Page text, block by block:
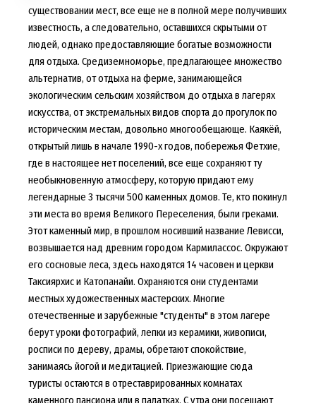
существовании мест, все еще не в полной мере получивших
известность, а следовательно, оставшихся скрытыми от
людей, однако предоставляющие богатые возможности
для отдыха. Средиземноморье, предлагающее множество
альтернатив, от отдыха на ферме, занимающейся
экологическим сельским хозяйством до отдыха в лагерях
искусства, от экстремальных видов спорта до прогулок по
историческим местам, довольно многообещающе. Каякёй,
открытый лишь в начале 1990-х годов, побережья Фетхие,
где в настоящее нет поселений, все еще сохраняют ту
необыкновенную атмосферу, которую придают ему
легендарные 3 тысячи 500 каменных домов. Те, кто покинул
эти места во время Великого Переселения, были греками.
Этот каменный мир, в прошлом носивший название Левисси,
возвышается над древним городом Кармилассос. Окружают
его сосновые леса, здесь находятся 14 часовен и церкви
Таксиярхис и Катопанайи. Охраняются они студентами
местных художественных мастерских. Многие
отечественные и зарубежные "студенты" в этом лагере
берут уроки фотографий, лепки из керамики, живописи,
росписи по дереву, драмы, обретают спокойствие,
занимаясь йогой и медитацией. Приезжающие сюда
туристы остаются в отреставрированных комнатах
каменного пансиона или в палатках. С утра они посещают